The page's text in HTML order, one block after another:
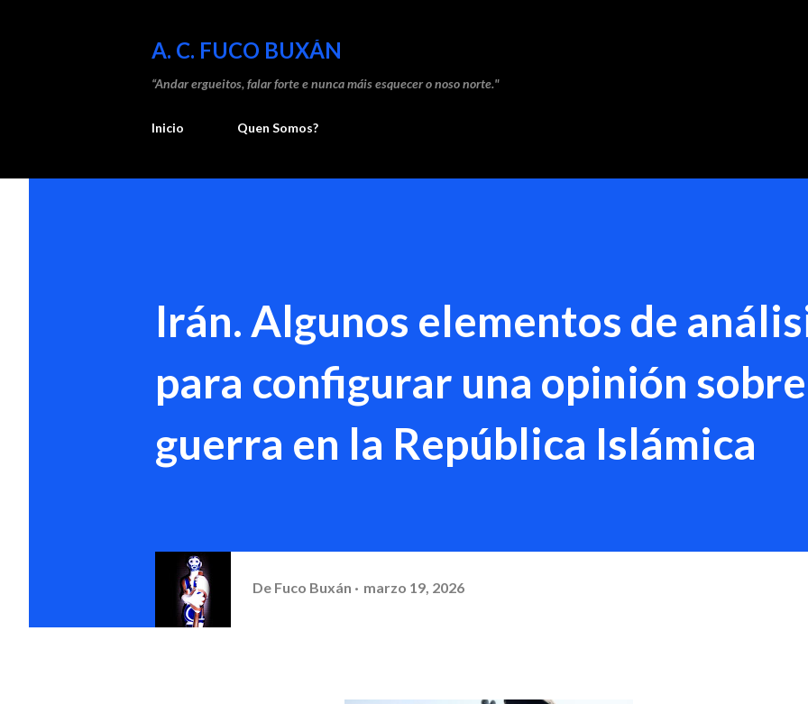
A. C. FUCO BUXÁN
“Andar ergueitos, falar forte e nunca máis esquecer o noso norte."
Inicio Quen Somos?
Irán. Algunos elementos de
para configurar una opinión
guerra en la República Islámica
De Fuco Buxán marzo 19, 2026